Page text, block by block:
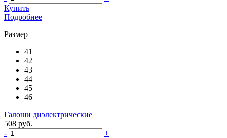
Купить
Подробнее
Размер
41
42
43
44
45
46
Галоши диэлектрические
508 руб.
-
+